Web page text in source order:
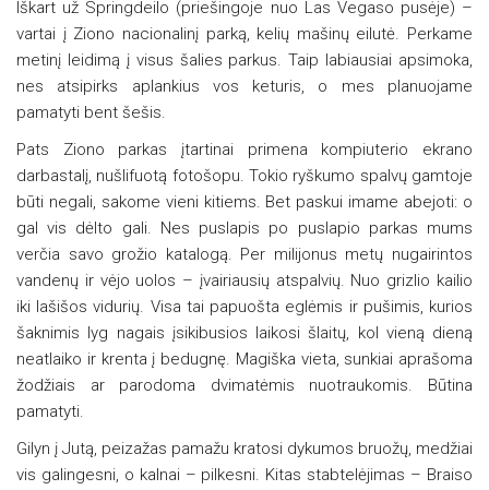
Iškart už Springdeilo (priešingoje nuo Las Vegaso pusėje) –
vartai į Ziono nacionalinį parką, kelių mašinų eilutė. Perkame
metinį leidimą į visus šalies parkus. Taip labiausiai apsimoka,
nes atsipirks aplankius vos keturis, o mes planuojame
pamatyti bent šešis.
Pats Ziono parkas įtartinai primena kompiuterio ekrano
darbastalį, nušlifuotą fotošopu. Tokio ryškumo spalvų gamtoje
būti negali, sakome vieni kitiems. Bet paskui imame abejoti: o
gal vis dėlto gali. Nes puslapis po puslapio parkas mums
verčia savo grožio katalogą. Per milijonus metų nugairintos
vandenų ir vėjo uolos – įvairiausių atspalvių. Nuo grizlio kailio
iki lašišos vidurių. Visa tai papuošta eglėmis ir pušimis, kurios
šaknimis lyg nagais įsikibusios laikosi šlaitų, kol vieną dieną
neatlaiko ir krenta į bedugnę. Magiška vieta, sunkiai aprašoma
žodžiais ar parodoma dvimatėmis nuotraukomis. Būtina
pamatyti.
Gilyn į Jutą, peizažas pamažu kratosi dykumos bruožų, medžiai
vis galingesni, o kalnai – pilkesni. Kitas stabtelėjimas – Braiso